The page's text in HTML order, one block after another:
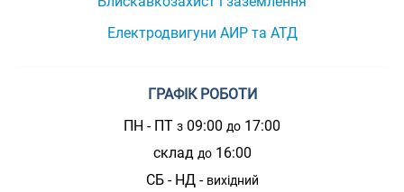
Електродвигуни АИР та АТД
ГРАФІК РОБОТИ
ПН - ПТ з 09:00 до 17:00
склад до16:00
СБ - НД - вихідний